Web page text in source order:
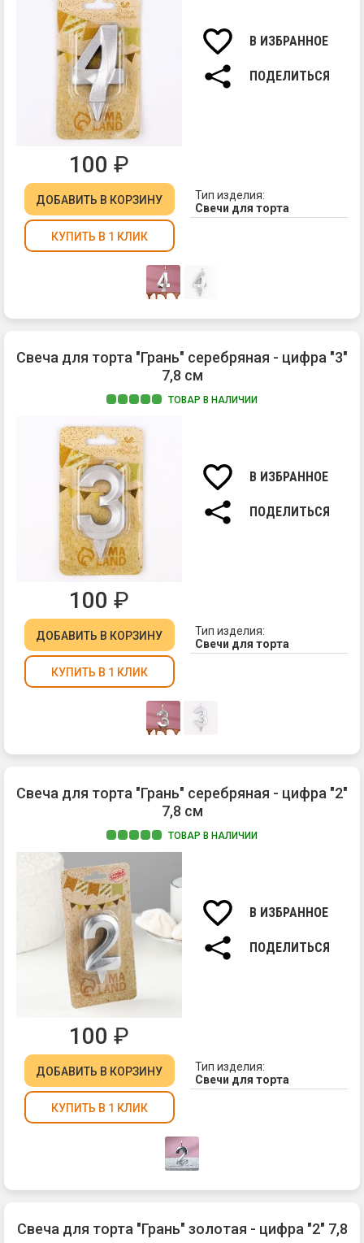
В ИЗБРАННОЕ
ПОДЕЛИТЬСЯ
100 ₽
ДОБАВИТЬ В КОРЗИНУ
КУПИТЬ В 1 КЛИК
Тип изделия:
Свечи для торта
Свеча для торта "Грань" серебряная - цифра "3"
7,8 см
ТОВАР В НАЛИЧИИ
В ИЗБРАННОЕ
ПОДЕЛИТЬСЯ
100 ₽
ДОБАВИТЬ В КОРЗИНУ
КУПИТЬ В 1 КЛИК
Тип изделия:
Свечи для торта
Свеча для торта "Грань" серебряная - цифра "2"
7,8 см
ТОВАР В НАЛИЧИИ
В ИЗБРАННОЕ
ПОДЕЛИТЬСЯ
100 ₽
ДОБАВИТЬ В КОРЗИНУ
КУПИТЬ В 1 КЛИК
Тип изделия:
Свечи для торта
Свеча для торта "Грань" золотая - цифра "2" 7,8